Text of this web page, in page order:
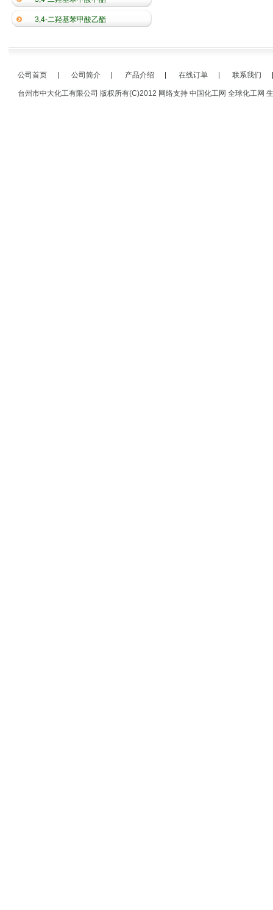
3,4-二羟基苯甲酸乙酯
公司首页 公司简介 产品介绍 在线订单 联系我们
台州市中大化工有限公司 版权所有(C)2012 网络支持 中国化工网 全球化工网